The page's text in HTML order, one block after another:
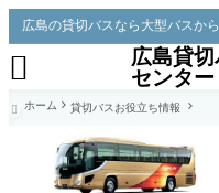
広島の貸切バスなら大型バスか
広島貸
センター

 ホーム 貸切バスお役立ち情報